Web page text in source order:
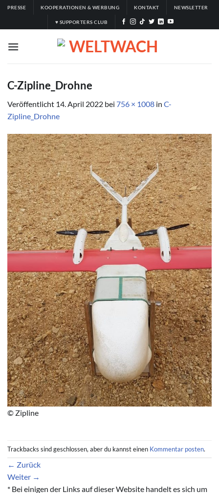
Zum
springen
PRESSE KOOPERATIONEN & WERBUNG KONTAKT NEWSLETTER
♥ SUPPORTERS CLUB
C-Zipline_Drohne
Veröffentlicht 14. April 2022 bei 756 × 1008 in C-
Zipline_Drohne
© Zipline
Trackbacks sind geschlossen, aber du kannst einen Kommentar posten.
← Zurück
Weiter →
* Bei einigen der Links auf dieser Website handelt es sich um